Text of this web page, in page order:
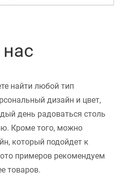
найти любой тип
дизайн и цвет,
день радоваться столь
Кроме того, можно
который подойдет к
примеров рекомендуем
товаров.